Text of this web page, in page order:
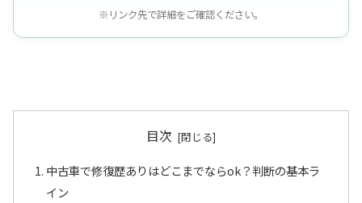
※リンク先で詳細をご確認ください。
目次
中古車で修復歴ありはどこまでならok？判断の基本ラ
イン